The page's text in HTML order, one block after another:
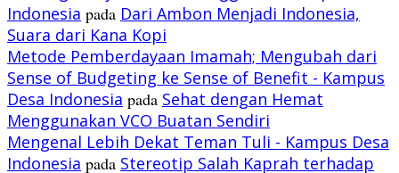
Indonesia pada Dari Ambon Menjadi Indonesia,
Suara dari Kana Kopi
Metode Pemberdayaan Imamah; Mengubah dari
Sense of Budgeting ke Sense of Benefit - Kampus
Desa Indonesia pada Sehat dengan Hemat
Menggunakan VCO Buatan Sendiri
Mengenal Lebih Dekat Teman Tuli - Kampus Desa
Indonesia pada Stereotip Salah Kaprah terhadap